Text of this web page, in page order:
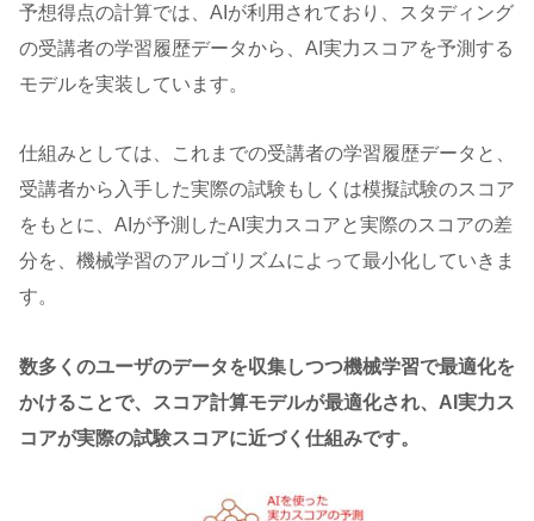
予想得点の計算では、AIが利用されており、スタディング
の受講者の学習履歴データから、AI実力スコアを予測する
モデルを実装しています。
仕組みとしては、これまでの受講者の学習履歴データと、
受講者から入手した実際の試験もしくは模擬試験のスコア
をもとに、AIが予測したAI実力スコアと実際のスコアの差
分を、機械学習のアルゴリズムによって最小化していきま
す。
数多くのユーザのデータを収集しつつ機械学習で最適化を
かけることで、スコア計算モデルが最適化され、AI実力ス
コアが実際の試験スコアに近づく仕組みです。